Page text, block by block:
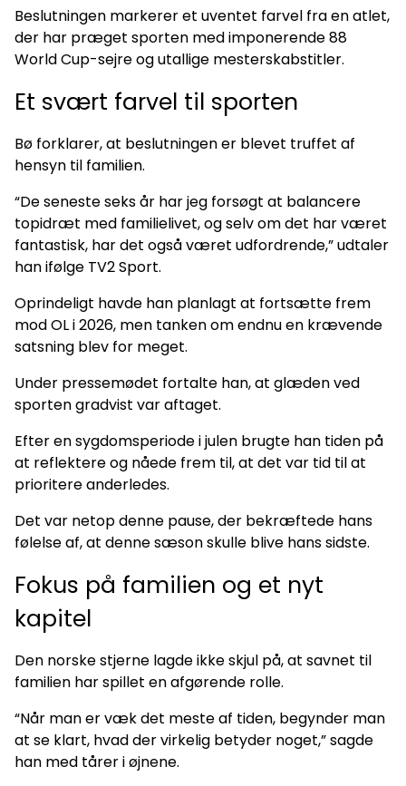
Beslutningen markerer et uventet farvel fra en atlet,
der har præget sporten med imponerende 88
World Cup-sejre og utallige mesterskabstitler.
Et svært farvel til sporten
Bø forklarer, at beslutningen er blevet truffet af
hensyn til familien.
“De seneste seks år har jeg forsøgt at balancere
topidræt med familielivet, og selv om det har været
fantastisk, har det også været udfordrende,” udtaler
han ifølge TV2 Sport.
Oprindeligt havde han planlagt at fortsætte frem
mod OL i 2026, men tanken om endnu en krævende
satsning blev for meget.
Under pressemødet fortalte han, at glæden ved
sporten gradvist var aftaget.
Efter en sygdomsperiode i julen brugte han tiden på
at reflektere og nåede frem til, at det var tid til at
prioritere anderledes.
Det var netop denne pause, der bekræftede hans
følelse af, at denne sæson skulle blive hans sidste.
Fokus på familien og et nyt
kapitel
Den norske stjerne lagde ikke skjul på, at savnet til
familien har spillet en afgørende rolle.
“Når man er væk det meste af tiden, begynder man
at se klart, hvad der virkelig betyder noget,” sagde
han med tårer i øjnene.